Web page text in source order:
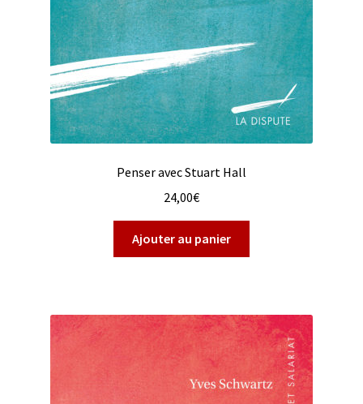
Penser avec Stuart Hall
24,00€
Ajouter au panier